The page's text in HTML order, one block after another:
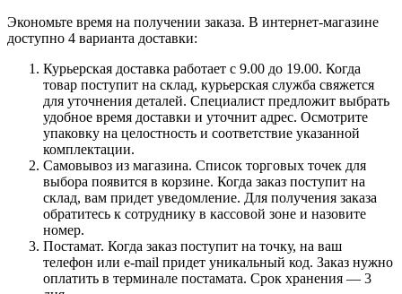
Экономьте время на получении заказа. В интернет-магазине
доступно 4 варианта доставки:
Курьерская доставка работает с 9.00 до 19.00. Когда
товар поступит на склад, курьерская служба свяжется
для уточнения деталей. Специалист предложит выбрать
удобное время доставки и уточнит адрес. Осмотрите
упаковку на целостность и соответствие указанной
комплектации.
Самовывоз из магазина. Список торговых точек для
выбора появится в корзине. Когда заказ поступит на
склад, вам придет уведомление. Для получения заказа
обратитесь к сотруднику в кассовой зоне и назовите
номер.
Постамат. Когда заказ поступит на точку, на ваш
телефон или e-mail придет уникальный код. Заказ нужно
оплатить в терминале постамата. Срок хранения — 3